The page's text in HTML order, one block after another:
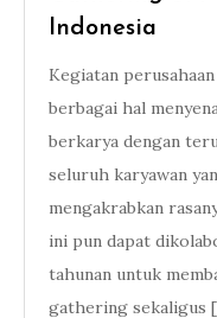
Indonesia
Kegiatan
berbagai hal
berkarya dengan
seluruh karyawan
mengakrabkan
ini pun dapat
tahunan untuk
gathering sekaligus